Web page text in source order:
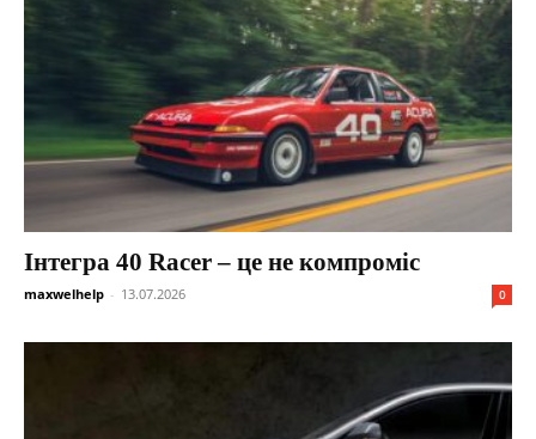
Інтегра 40 Racer – це не компроміс
maxwelhelp - 13.07.2026 0